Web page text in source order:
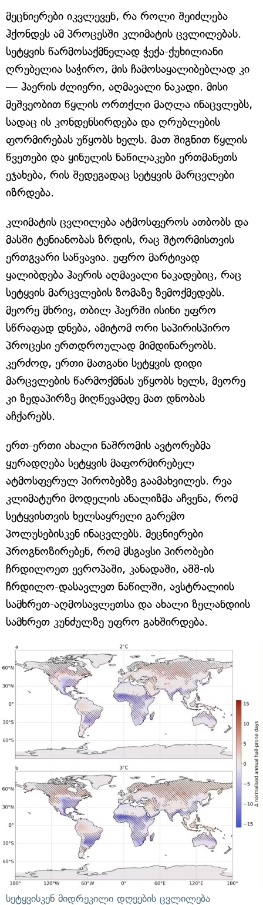
მეცნიერები იკვლევენ, რა როლი შეიძლება
ჰქონდეს ამ პროცესში კლიმატის ცვლილებას.
სეტყვის წარმოსაქმნელად ჭექა-ქუხილიანი
ღრუბელია საჭირო, მის ჩამოსაყალიბებლად კი
— ჰაერის ძლიერი, აღმავალი ნაკადი. მისი
მეშვეობით წყლის ორთქლი მაღლა ინაცვლებს,
სადაც ის კონდენსირდება და ღრუბლების
ფორმირებას უწყობს ხელს. მათ შიგნით წყლის
წვეთები და ყინულის ნაწილაკები ერთმანეთს
ეჯახება, რის შედეგადაც სეტყვის მარცვლები
იზრდება.
კლიმატის ცვლილება ატმოსფეროს ათბობს და
მასში ტენიანობას ზრდის, რაც შტორმისთვის
ერთგვარი საწვავია. უფრო მარტივად
ყალიბდება ჰაერის აღმავალი ნაკადებიც, რაც
სეტყვის მარცვლების ზომაზე ზემოქმედებს.
მეორე მხრივ, თბილ ჰაერში ისინი უფრო
სწრაფად დნება, ამიტომ ორი საპირისპირო
პროცესი ერთდროულად მიმდინარეობს.
კერძოდ, ერთი მათგანი სეტყვის დიდი
მარცვლების წარმოქმნას უწყობს ხელს, მეორე
კი ზედაპირზე მიღწევამდე მათ დნობას
აჩქარებს.
ერთ-ერთი ახალი ნაშრომის ავტორებმა
ყურადღება სეტყვის მაფორმირებელ
ატმოსფერულ პირობებზე გაამახვილეს. რვა
კლიმატური მოდელის ანალიზმა აჩვენა, რომ
სეტყვისთვის ხელსაყრელი გარემო
პოლუსებისკენ ინაცვლებს. მეცნიერები
პროგნოზირებენ, რომ მსგავსი პირობები
ჩრდილოეთ ევროპაში, კანადაში, აშშ-ის
ჩრდილო-დასავლეთ ნაწილში, ავსტრალიის
სამხრეთ-აღმოსავლეთსა და ახალი ზელანდიის
სამხრეთ კუნძულზე უფრო გახშირდება.
სეტყვისკენ მიდრეკილი დღეების ცვლილება